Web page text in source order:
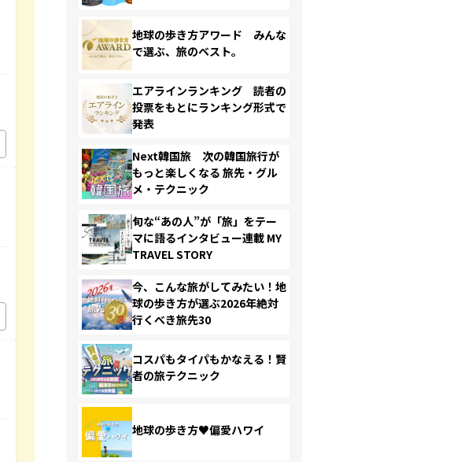
地球の歩き方アワード みんな
で選ぶ、旅のベスト。
エアラインランキング 読者の
投票をもとにランキング形式で
発表
Next韓国旅 次の韓国旅行が
もっと楽しくなる 旅先・グル
メ・テクニック
旬な“あの人”が「旅」をテー
マに語るインタビュー連載 MY
TRAVEL STORY
今、こんな旅がしてみたい！地
球の歩き方が選ぶ2026年絶対
行くべき旅先30
コスパもタイパもかなえる！賢
者の旅テクニック
地球の歩き方♥偏愛ハワイ